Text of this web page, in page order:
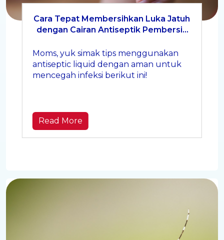
Cara Tepat Membersihkan Luka Jatuh
dengan Cairan Antiseptik Pembersih
Moms, yuk simak tips menggunakan
antiseptic liquid dengan aman untuk
mencegah infeksi berikut ini!
Read More